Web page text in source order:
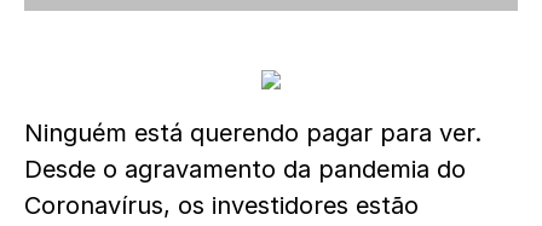
Ninguém está querendo pagar para ver.
Desde o agravamento da pandemia do
Coronavírus, os investidores estão